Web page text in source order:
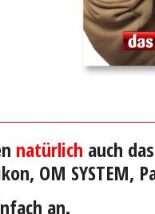
natürlich auch
OM SYSTEM,
an.